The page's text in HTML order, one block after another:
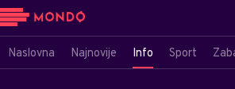
Naslovna Najnovije Info Sport